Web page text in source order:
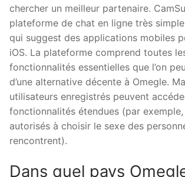
chercher un meilleur partenaire.
plateforme de chat en ligne très
qui suggest des applications mobiles
iOS. La plateforme comprend toutes
fonctionnalités essentielles que l’on
d’une alternative décente à Omegle.
utilisateurs enregistrés peuvent
fonctionnalités étendues (par
autorisés à choisir le sexe des
rencontrent).
Dans quel pays